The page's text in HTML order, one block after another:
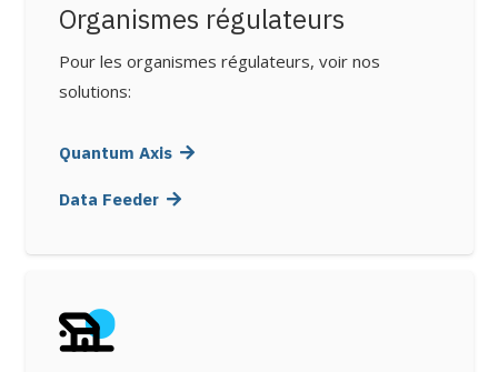
Organismes régulateurs
Pour les organismes régulateurs, voir nos
solutions:
Quantum Axis
Data Feeder